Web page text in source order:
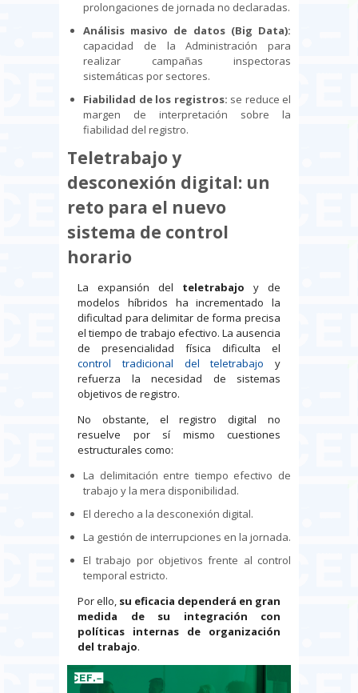
prolongaciones de jornada no declaradas.
Análisis masivo de datos (Big Data):
capacidad de la Administración para
realizar campañas inspectoras
sistemáticas por sectores.
Fiabilidad de los registros: se reduce el
margen de interpretación sobre la
fiabilidad del registro.
Teletrabajo y
desconexión digital: un
reto para el nuevo
sistema de control
horario
La expansión del teletrabajo y de
modelos híbridos ha incrementado la
dificultad para delimitar de forma precisa
el tiempo de trabajo efectivo. La ausencia
de presencialidad física dificulta el
control tradicional del teletrabajo y
refuerza la necesidad de sistemas
objetivos de registro.
No obstante, el registro digital no
resuelve por sí mismo cuestiones
estructurales como:
La delimitación entre tiempo efectivo de
trabajo y la mera disponibilidad.
El derecho a la desconexión digital.
La gestión de interrupciones en la jornada.
El trabajo por objetivos frente al control
temporal estricto.
Por ello, su eficacia dependerá en gran
medida de su integración con
políticas internas de organización
del trabajo.